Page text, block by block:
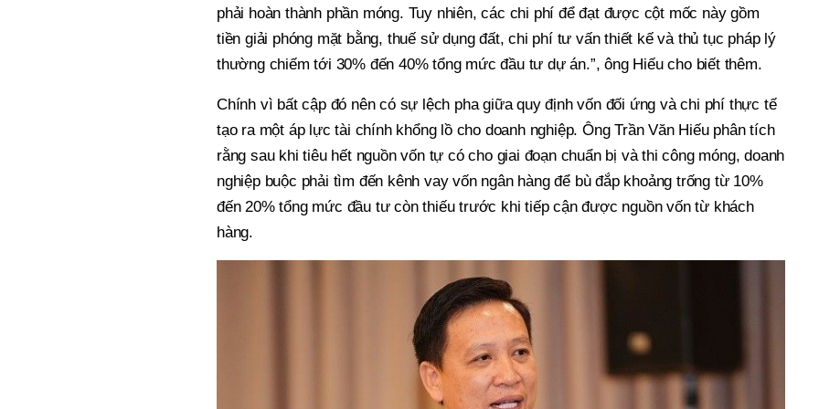
phải hoàn thành phần móng. Tuy nhiên, các chi phí để đạt được cột mốc này gồm
tiền giải phóng mặt bằng, thuế sử dụng đất, chi phí tư vấn thiết kế và thủ tục pháp lý
thường chiếm tới 30% đến 40% tổng mức đầu tư dự án.”, ông Hiếu cho biết thêm.
Chính vì bất cập đó nên có sự lệch pha giữa quy định vốn đối ứng và chi phí thực tế
tạo ra một áp lực tài chính khổng lồ cho doanh nghiệp. Ông Trần Văn Hiếu phân tích
rằng sau khi tiêu hết nguồn vốn tự có cho giai đoạn chuẩn bị và thi công móng, doanh
nghiệp buộc phải tìm đến kênh vay vốn ngân hàng để bù đắp khoảng trống từ 10%
đến 20% tổng mức đầu tư còn thiếu trước khi tiếp cận được nguồn vốn từ khách
hàng.